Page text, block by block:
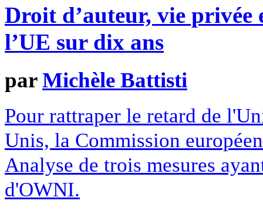
Droit d’auteur, vie privée
l’UE sur dix ans
parMichèle Battisti
Pour rattraper le retard de
Unis, la Commission
Analyse de trois mesures
d'OWNI.